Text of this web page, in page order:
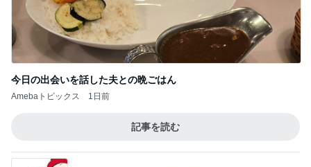
今日の出会いを話した夫との晩ごはん
Amebaトピックス 1日前
記事を読む